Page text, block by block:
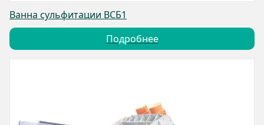
Ванна сульфитации ВСБ1
Подробнее